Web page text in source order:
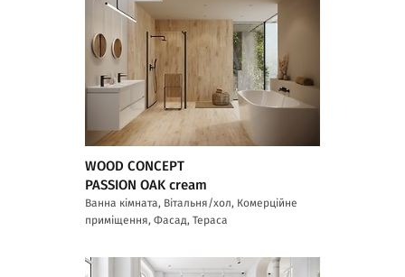
WOOD CONCEPT
PASSION OAK cream
Ванна кімната, Вітальня/хол, Комерційне
приміщення, Фасад, Тераса